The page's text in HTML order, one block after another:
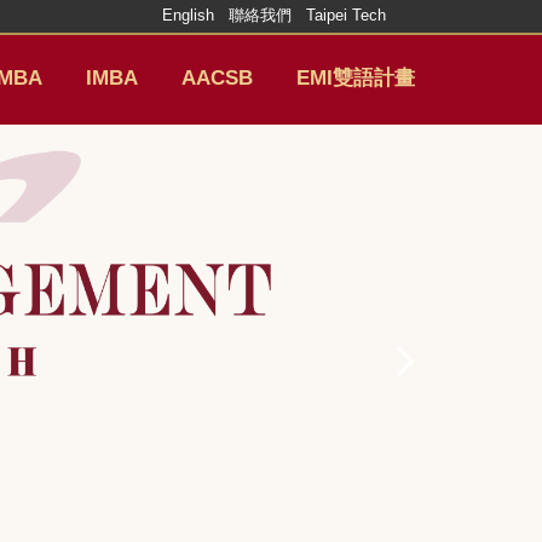
IMBA AACSB EMI雙語計畫
English 聯絡我們 Taipei Tech